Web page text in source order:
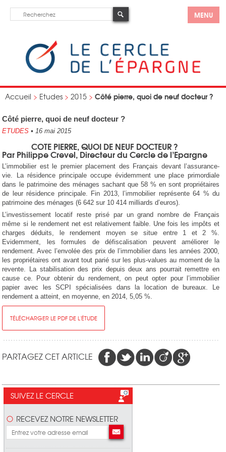
MENU
Accueil > Etudes > 2015 > Côté pierre, quoi de neuf docteur ?
Côté pierre, quoi de neuf docteur ?
ETUDES • 16 mai 2015
COTE PIERRE, QUOI DE NEUF DOCTEUR ?
Par Philippe Crevel, Directeur du Cercle de l’Epargne
L’immobilier est le premier placement des Français devant l’assurance-
vie. La résidence principale occupe évidemment une place primordiale
dans le patrimoine des ménages sachant que 58 % en sont propriétaires
de leur résidence principale. Fin 2013, l’immobilier représente 64 % du
patrimoine des ménages (6 642 sur 10 414 milliards d’euros).
L’investissement locatif reste prisé par un grand nombre de Français
même si le rendement net est relativement faible. Une fois les impôts et
charges déduits, le rendement moyen se situe entre 1 et 2 %.
Evidemment, les formules de défiscalisation peuvent améliorer le
rendement. Avec l’envolée des prix de l’immobilier dans les années 2000,
les propriétaires ont avant tout parié sur les plus-values au moment de la
revente. La stabilisation des prix depuis deux ans pourrait remettre en
cause ce. Pour obtenir du rendement, on peut opter pour l’immobilier
papier avec les SCPI spécialisées dans la location de bureaux. Le
rendement a atteint, en moyenne, en 2014, 5,05 %.
TÉLÉCHARGER LE PDF DE L'ÉTUDE
PARTAGEZ CET ARTICLE
SUIVEZ LE CERCLE
RECEVEZ NOTRE NEWSLETTER